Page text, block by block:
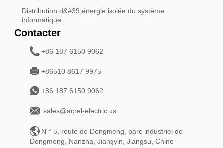
Distribution d&#39;énergie isolée du système
informatique
Contacter
+86 187 6150 9062
+86510 8617 9975
+86 187 6150 9062
sales@acrel-electric.us
N ° 5, route de Dongmeng, parc industriel de
Dongmeng, Nanzha, Jiangyin, Jiangsu, Chine